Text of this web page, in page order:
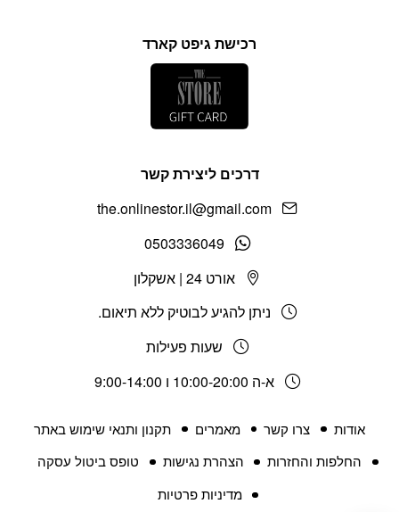
אודות צרו קשר מאמרים
תקנון ותנאי שימוש באתר
החלפות והחזרות
הצהרת נגישות
טופס ביטול עסקה
מדיניות פרטיות
דרכים ליצירת קשר
the.onlinestor.il@gmail.com
0503336049
אורט 24 | אשקלון
ניתן להגיע לבוטיק ללא תיאום.
שעות פעילות
א-ה 10:00-20:00 ו 9:00-14:00
רכישת גיפט קארד